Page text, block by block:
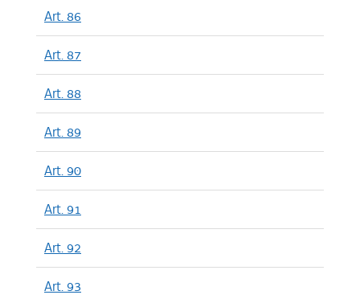
Art. 86
Art. 87
Art. 88
Art. 89
Art. 90
Art. 91
Art. 92
Art. 93